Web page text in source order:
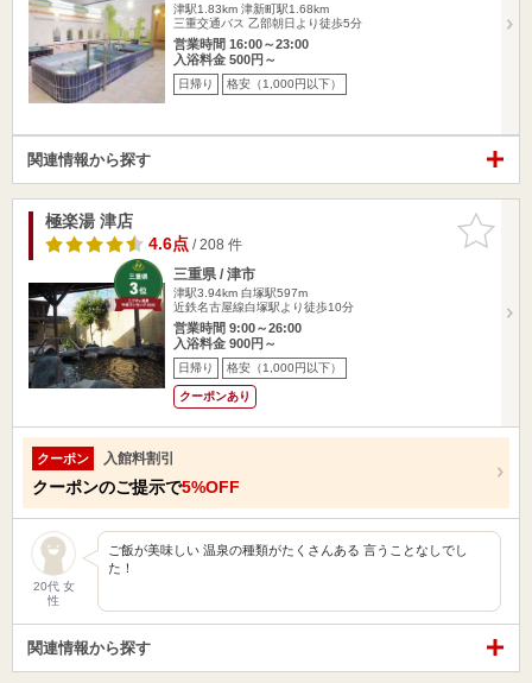
津駅1.83km 津新町駅1.68km
三重交通バス 乙部朝日より徒歩5分
営業時間 16:00～23:00
入浴料金 500円～
日帰り 格安（1,000円以下）
関連情報から探す
お気に入
りに追加
極楽湯 津店
4.6点/ 208 件
三重県 / 津市
津駅3.94km 白塚駅597m
近鉄名古屋線白塚駅より徒歩10分
営業時間 9:00～26:00
入浴料金 900円～
日帰り 格安（1,000円以下）
クーポンあり
クーポン 入館料割引
クーポンのご提示で5%OFF
20代 女
性
ご飯が美味しい 温泉の種類がたくさんある 言うことなしでし
た！
関連情報から探す